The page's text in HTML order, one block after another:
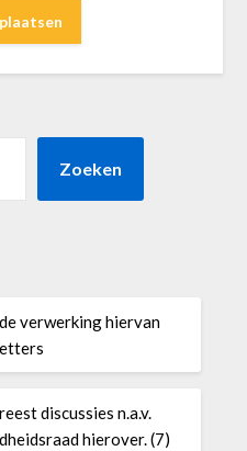
Zoeken
verwerking hiervan
discussies n.a.v.
hierover. (7)